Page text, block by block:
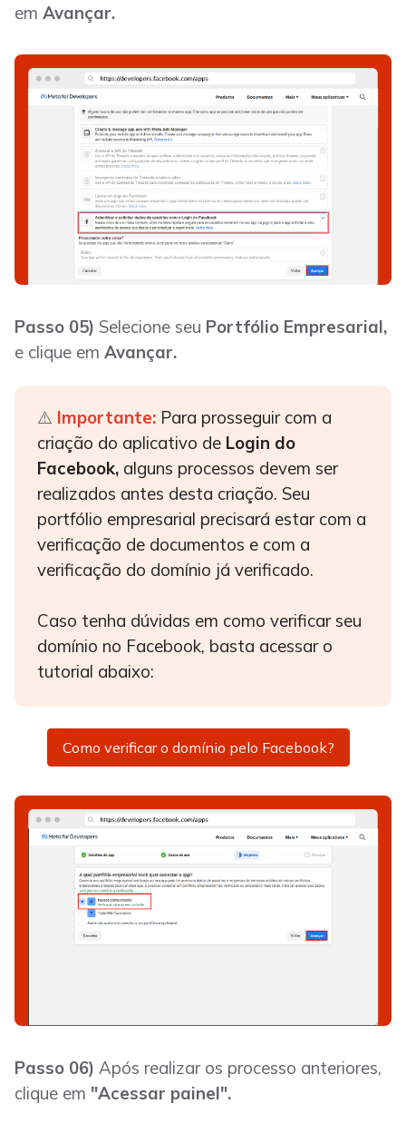
em Avançar.
Passo 05) Selecione seu Portfólio Empresarial,
e clique em Avançar.
⚠️ Importante: Para prosseguir com a
criação do aplicativo de Login do
Facebook, alguns processos devem ser
realizados antes desta criação. Seu
portfólio empresarial precisará estar com a
verificação de documentos e com a
verificação do domínio já verificado.
Caso tenha dúvidas em como verificar seu
domínio no Facebook, basta acessar o
tutorial abaixo:
Como verificar o domínio pelo Facebook?
Passo 06) Após realizar os processo anteriores,
clique em "Acessar painel".